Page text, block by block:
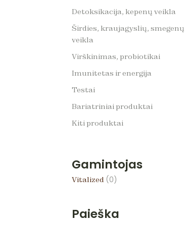
Detoksikacija, kepenų veikla
Širdies, kraujagyslių, smegenų
veikla
Virškinimas, probiotikai
Imunitetas ir energija
Testai
Bariatriniai produktai
Kiti produktai
Gamintojas
Vitalized (0)
Paieška